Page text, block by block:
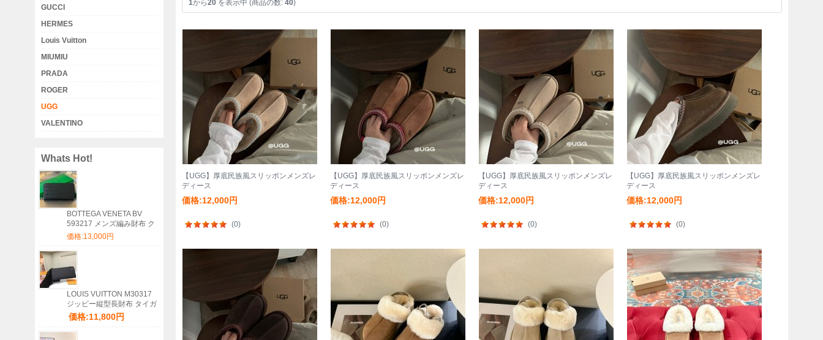
GUCCI
HERMES
Louis Vuitton
MIUMIU
PRADA
ROGER
UGG
VALENTINO
Whats Hot!
BOTTEGA VENETA BV
593217 メンズ編み財布 ク
ラシック編み牛皮 19x10cm
価格:13,000円
LOUIS VUITTON M30317
ジッピー縦型長財布 タイガ
ブラック サイズ:20x10cm
価格:11,800円
1から20 を表示中 (商品の数: 40)
【UGG】厚底民族風スリッポンメンズレ
ディース
価格:12,000円
(0)
【UGG】厚底民族風スリッポンメンズレ
ディース
価格:12,000円
(0)
【UGG】厚底民族風スリッポンメンズレ
ディース
価格:12,000円
(0)
【UGG】厚底民族風スリッポンメンズレ
ディース
価格:12,000円
(0)